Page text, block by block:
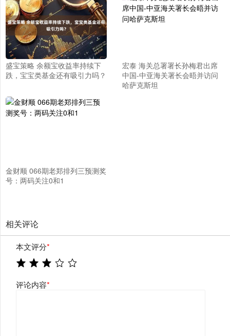
盛宝策略 余额宝收益率持续下
跌，宝宝类基金还有吸引力吗？
宏泰 海关总署署长孙梅君出席
中国-中亚海关署长会晤并访问
哈萨克斯坦
金财顺 066期老郑排列三预测奖
号：两码关注0和1
相关评论
本文评分*
评论内容*